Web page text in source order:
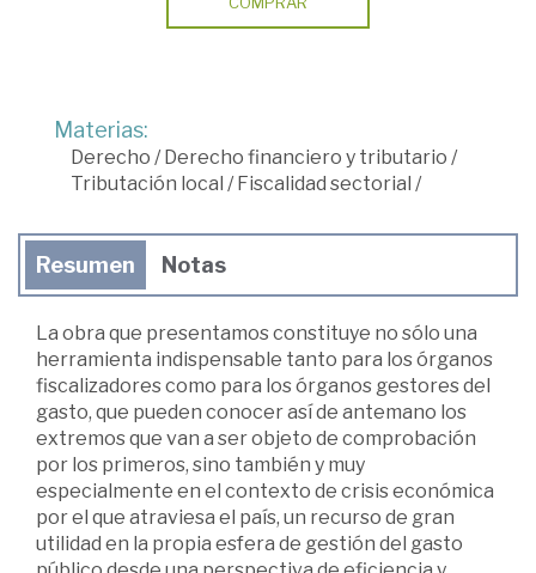
Materias:
Derecho /Derecho financiero y tributario /
Tributación local /Fiscalidad sectorial /
Resumen Notas
La obra que presentamos constituye no sólo una
herramienta indispensable tanto para los órganos
fiscalizadores como para los órganos gestores del
gasto, que pueden conocer así de antemano los
extremos que van a ser objeto de comprobación
por los primeros, sino también y muy
especialmente en el contexto de crisis económica
por el que atraviesa el país, un recurso de gran
utilidad en la propia esfera de gestión del gasto